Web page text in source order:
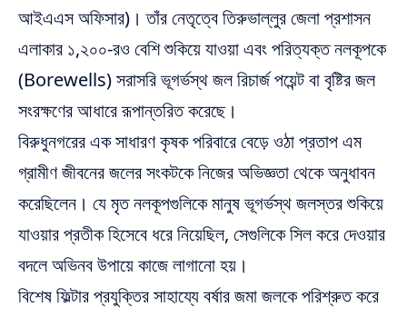
আইএএস অফিসার)। তাঁর নেতৃত্বে তিরুভাল্লুর জেলা প্রশাসন
এলাকার ১,২০০-রও বেশি শুকিয়ে যাওয়া এবং পরিত্যক্ত নলকূপকে
(Borewells) সরাসরি ভূগর্ভস্থ জল রিচার্জ পয়েন্ট বা বৃষ্টির জল
সংরক্ষণের আধারে রূপান্তরিত করেছে।
বিরুধুনগরের এক সাধারণ কৃষক পরিবারে বেড়ে ওঠা প্রতাপ এম
গ্রামীণ জীবনের জলের সংকটকে নিজের অভিজ্ঞতা থেকে অনুধাবন
করেছিলেন। যে মৃত নলকূপগুলিকে মানুষ ভূগর্ভস্থ জলস্তর শুকিয়ে
যাওয়ার প্রতীক হিসেবে ধরে নিয়েছিল, সেগুলিকে সিল করে দেওয়ার
বদলে অভিনব উপায়ে কাজে লাগানো হয়।
বিশেষ ফিল্টার প্রযুক্তির সাহায্যে বর্ষার জমা জলকে পরিশ্রুত করে